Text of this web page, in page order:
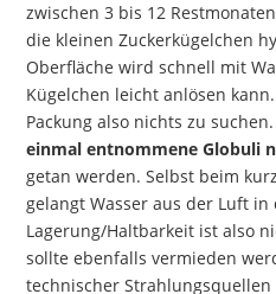
zwischen 3 bis 12
die kleinen Zuckerkügelchen
Oberfläche wird schnell mit
Kügelchen leicht anlösen
Packung also nichts zu
einmal entnommene Globuli
getan werden. Selbst beim
gelangt Wasser aus der Luft in
Lagerung/Haltbarkeit ist also
sollte ebenfalls vermieden
technischer Strahlungsquellen